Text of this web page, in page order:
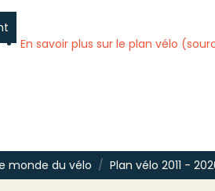
En savoir plus sur le plan vélo
monde du vélo Plan vélo 2011 -